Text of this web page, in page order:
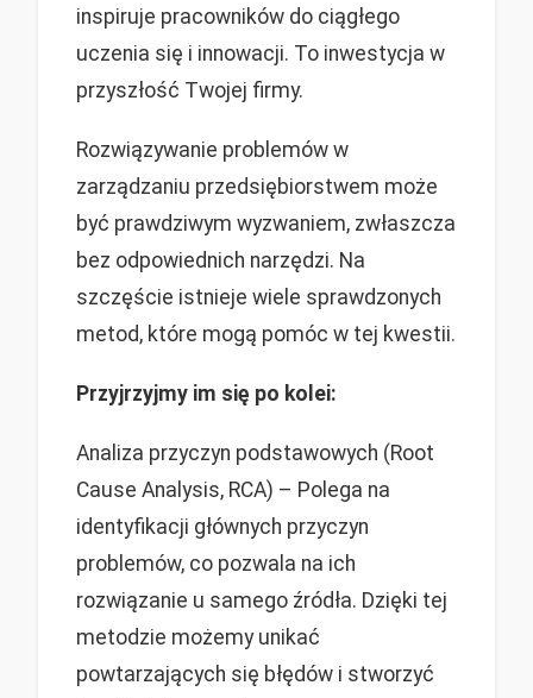
inspiruje pracowników do ciągłego
uczenia się i innowacji. To inwestycja w
przyszłość Twojej firmy.
Rozwiązywanie problemów w
zarządzaniu przedsiębiorstwem może
być prawdziwym wyzwaniem, zwłaszcza
bez odpowiednich narzędzi. Na
szczęście istnieje wiele sprawdzonych
metod, które mogą pomóc w tej kwestii.
Przyjrzyjmy im się po kolei:
Analiza przyczyn podstawowych (Root
Cause Analysis, RCA) – Polega na
identyfikacji głównych przyczyn
problemów, co pozwala na ich
rozwiązanie u samego źródła. Dzięki tej
metodzie możemy unikać
powtarzających się błędów i stworzyć